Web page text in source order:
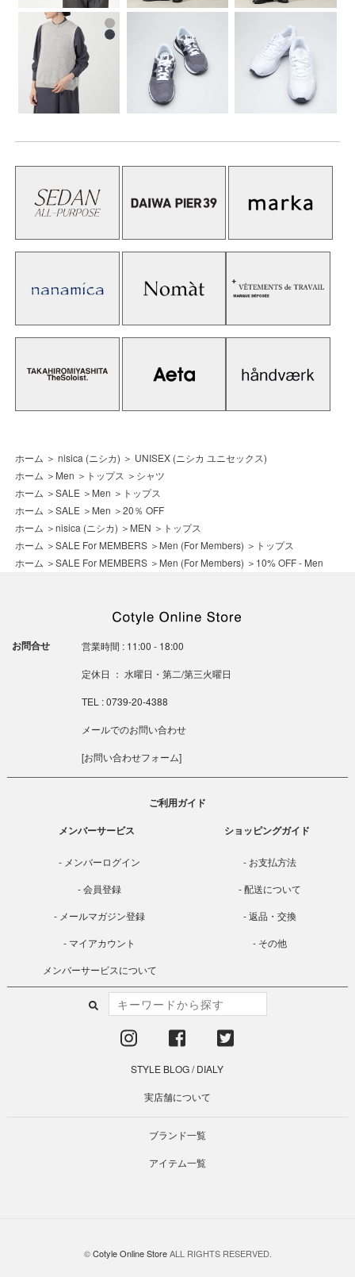
ホーム ＞ nisica (ニシカ) ＞ UNISEX (ニシカ ユニセックス)
ホーム ＞ Men ＞ トップス ＞ シャツ
ホーム ＞SALE ＞ Men ＞ トップス
ホーム ＞SALE ＞ Men ＞20％ OFF
ホーム ＞nisica (ニシカ) ＞ MEN ＞ トップス
ホーム ＞SALE For MEMBERS ＞ Men (For Members) ＞ トップス
ホーム ＞SALE For MEMBERS ＞ Men (For Members) ＞ 10% OFF - Men
お問合せ 営業時間 : 11:00 - 18:00
定休日 ： 水曜日・第二/第三火曜日
TEL : 0739-20-4388
メールでのお問い合わせ
[お問い合わせフォーム]
ご利用ガイド
メンバーサービス
メンバーログイン
会員登録
メールマガジン登録
マイアカウント
メンバーサービスについて
ショッピングガイド
お支払方法
配送について
返品・交換
その他
STYLE BLOG/DIALY
実店舗について
ブランド一覧
アイテム一覧
©Cotyle Online StoreALL RIGHTS RESERVED.